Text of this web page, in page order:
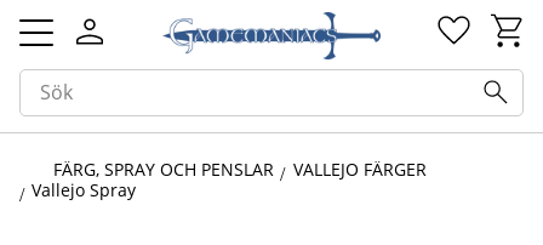
Meny
FÄRG, SPRAY OCH PENSLAR
VALLEJO FÄRGER
Vallejo Spray